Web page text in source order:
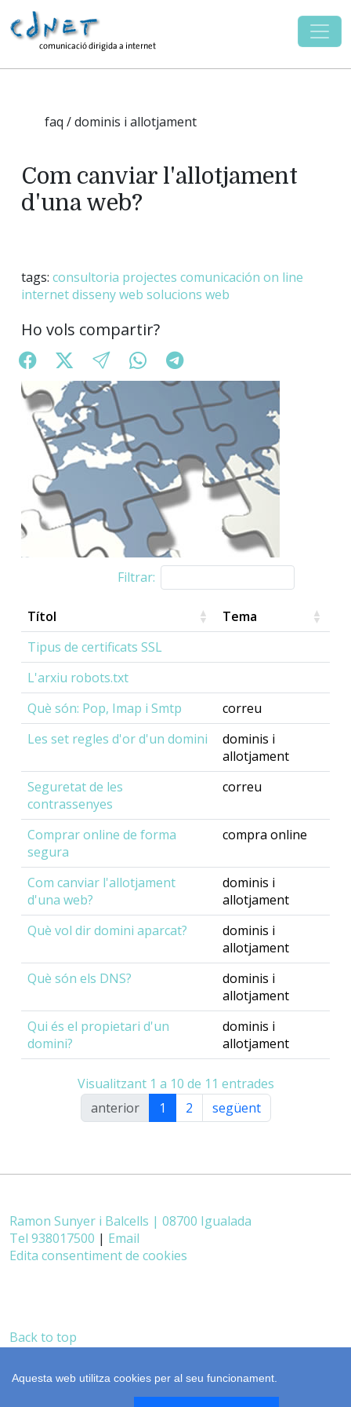
Aquesta web utilitza cookies per al seu funcionament.
faq / dominis i allotjament
Com canviar l'allotjament
d'una web?
tags: consultoria projectes comunicación on line
internetdisseny web solucions web
Ho vols compartir?
Filtrar:
Títol
Tema
Tipus de certificats SSL
L'arxiu robots.txt
Què són: Pop, Imap i Smtp
correu
Les set regles d'or d'un domini
dominis i
allotjament
Seguretat de les
contrassenyes
correu
Comprar online de forma
segura
compra online
Com canviar l'allotjament
d'una web?
dominis i
allotjament
Què vol dir domini aparcat?
dominis i
allotjament
Què són els DNS?
dominis i
allotjament
Qui és el propietari d'un
domini?
dominis i
allotjament
Visualitzant 1 a 10 de 11 entrades
anterior
1 2 següent
Ramon Sunyer i Balcells | 08700 Igualada
Tel 938017500 | Email
Edita consentiment de cookies
Back to top
realització cdnet